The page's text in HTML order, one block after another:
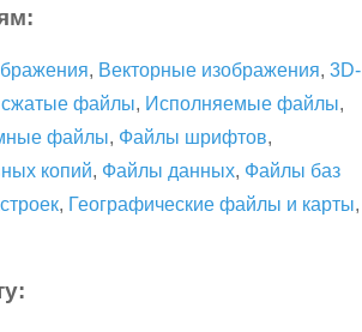
, Векторные изображения, 3D-
файлы, Исполняемые файлы,
файлы, Файлы шрифтов,
копий, Файлы данных, Файлы баз
, Географические файлы и карты,